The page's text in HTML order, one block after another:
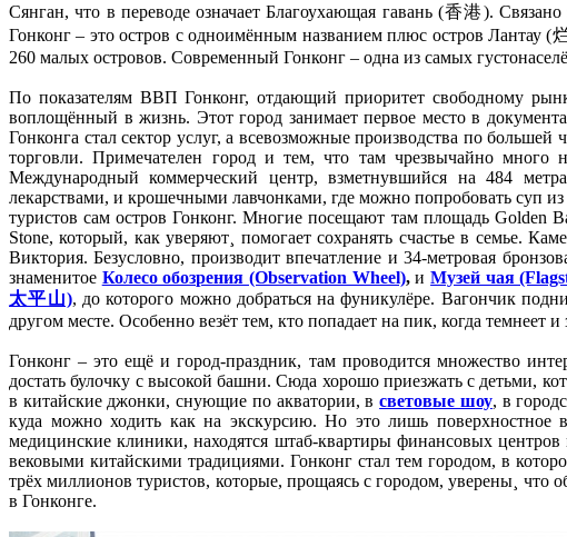
Сянган, что в переводе означает Благоухающая гавань (香港).
Гонконг – это остров с одноимённым названием плюс остров Лантау
260 малых островов. Современный Гонконг – одна из самых
По показателям ВВП Гонконг, отдающий приоритет свободному
воплощённый в жизнь. Этот город занимает первое место в
Гонконга стал сектор услуг, а всевозможные производства по
торговли. Примечателен город и тем, что там чрезвычайно
Международный коммерческий центр, взметнувшийся на 484
лекарствами, и крошечными лавчонками, где можно попробовать суп
туристов сам остров Гонконг. Многие посещают там площадь Golden
Stone, который, как уверяют¸ помогает сохранять счастье в семье.
Виктория. Безусловно, производит впечатление и 34-метровая
знаменитое Колесо обозрения (Observation Wheel),иМузей чая
太平山), до которого можно добраться на фуникулёре. Вагончик
другом месте. Особенно везёт тем, кто попадает на пик, когда
Гонконг – это ещё и город-праздник, там проводится множество
достать булочку с высокой башни. Сюда хорошо приезжать с детьми,
в китайские джонки, снующие по акватории, всветовые шоу, в
куда можно ходить как на экскурсию. Но это лишь поверхностное
медицинские клиники, находятся штаб-квартиры финансовых
вековыми китайскими традициями. Гонконг стал тем городом, в
трёх миллионов туристов, которые, прощаясь с городом, уверены¸ что
в Гонконге.